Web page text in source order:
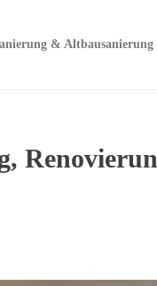
& Altbausanierung